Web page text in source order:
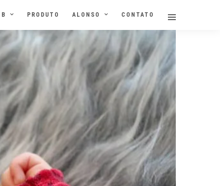
PRODUTO ALONSO CONTATO